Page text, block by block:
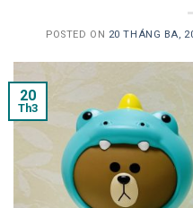
POSTED ON 20 THÁNG BA,
20
Th3